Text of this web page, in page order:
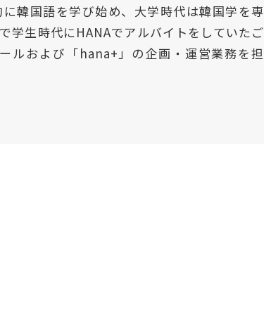
韓国語を学び始め、大学時代は韓国学を専
学生時代にHANAでアルバイトをしていたご
ルおよび「hana+」の企画・運営業務を担